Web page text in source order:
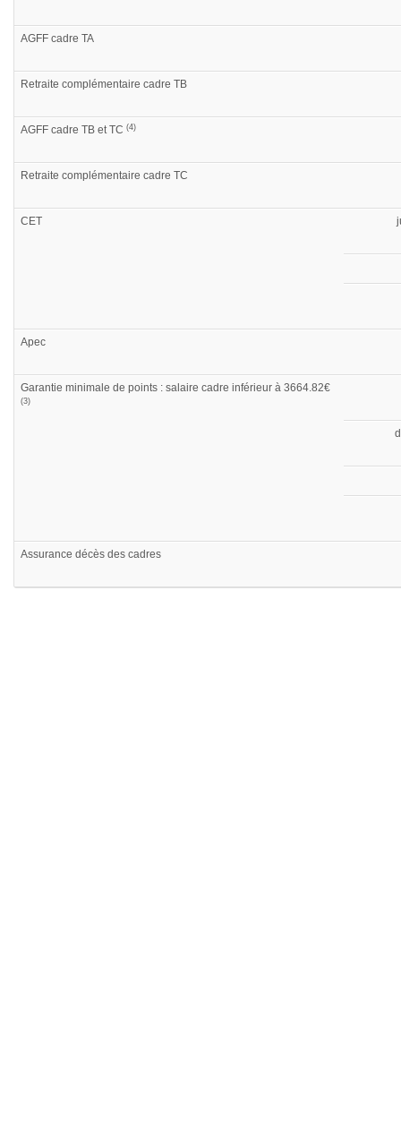
AGFF cadre TA
Retraite complémentaire cadre TB
AGFF cadre TB et TC (4)
Retraite complémentaire cadre TC
CET
Apec
Garantie minimale de points : salaire cadre inférieur à 3664.82€
(3)
Assurance décès des cadres